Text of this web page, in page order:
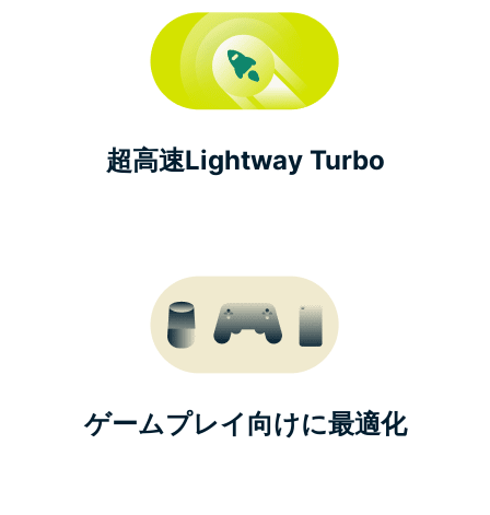
超高速Lightway Turbo
ゲームプレイ向けに最適化